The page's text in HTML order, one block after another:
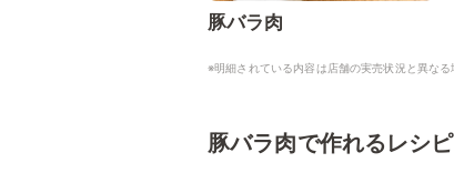
豚バラ肉
※明細されている内容は店舗の実売状況と異なる
豚バラ肉で作れるレシピ